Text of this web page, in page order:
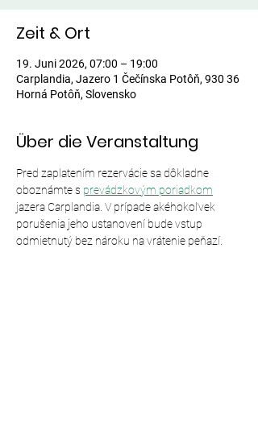
Zeit & Ort
19. Juni 2026, 07:00 – 19:00
Carplandia, Jazero 1 Čečínska Potôň, 930 36
Horná Potôň, Slovensko
Über die Veranstaltung
Pred zaplatením rezervácie sa dôkladne
oboznámte s prevádzkovým poriadkom
jazera Carplandia. V prípade akéhokoľvek
porušenia jeho ustanovení bude vstup
odmietnutý bez nároku na vrátenie peňazí.